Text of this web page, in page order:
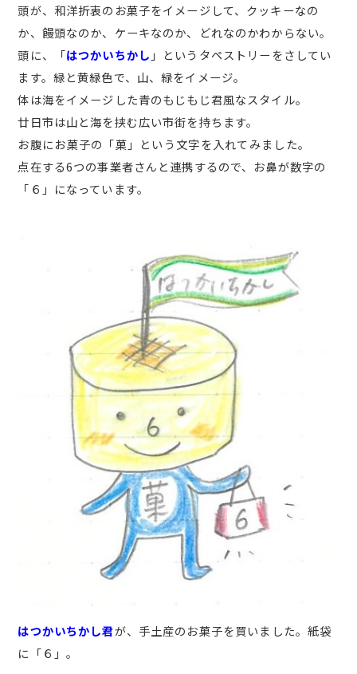
頭が、和洋折衷のお菓子をイメージして、クッキーなの
か、饅頭なのか、ケーキなのか、どれなのかわからない。
頭に、「はつかいちかし 」というタペストリーをさしてい
ます。緑と黄緑色で、山、緑をイメージ。
体は海をイメージした青のもじもじ君風なスタイル。
廿日市は山と海を挟む広い市街を持ちます。
お腹にお菓子の「菓」という文字を入れてみました。
点在する6つの事業者さんと連携するので、お鼻が数字の
「６」になっています。
はつかいちかし君が、手土産のお菓子を買いました。紙袋
に「６」。